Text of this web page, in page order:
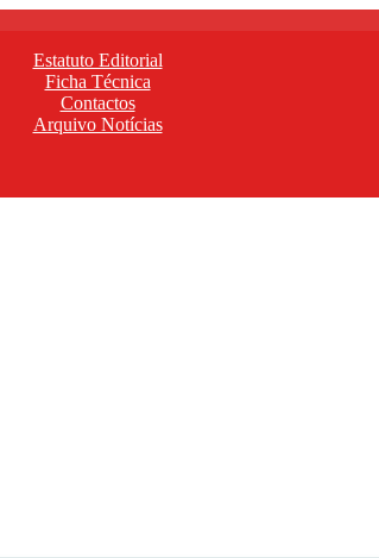
Estatuto Editorial
Ficha Técnica
Contactos
Arquivo Notícias